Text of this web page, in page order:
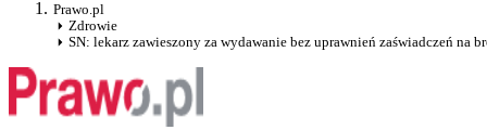
Prawo.pl
Zdrowie
SN: lekarz zawieszony za wydawanie bez uprawnień zaświadczeń na